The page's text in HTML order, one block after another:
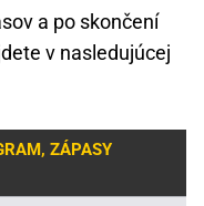
a po skončení
v nasledujúcej
ZÁPASY